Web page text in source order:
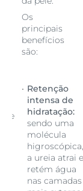
Os
principais
benefícios
são:
Retenção
intensa de
hidratação:
sendo uma
molécula
higroscópica,
a ureia atrai e
retém água
nas camadas